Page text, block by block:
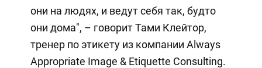
они на людях, и ведут себя так, будто
они дома", – говорит Тами Клейтор,
тренер по этикету из компании Always
Appropriate Image & Etiquette Consulting.